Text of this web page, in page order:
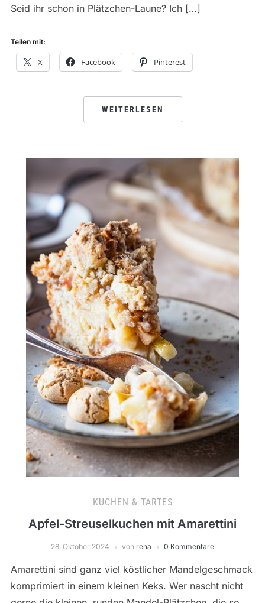
Seid ihr schon in Plätzchen-Laune? Ich […]
Teilen mit:
X Facebook Pinterest
WEITERLESEN
KUCHEN & TARTES
Apfel-Streuselkuchen mit Amarettini
28. Oktober 2024 von rena 0 Kommentare
Amarettini sind ganz viel köstlicher Mandelgeschmack
komprimiert in einem kleinen Keks. Wer nascht nicht